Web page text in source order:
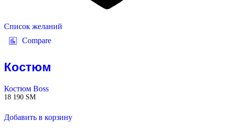
Список желаний
Compare
Костюм
Костюм Boss
18 190 ЅМ
Добавить в корзину